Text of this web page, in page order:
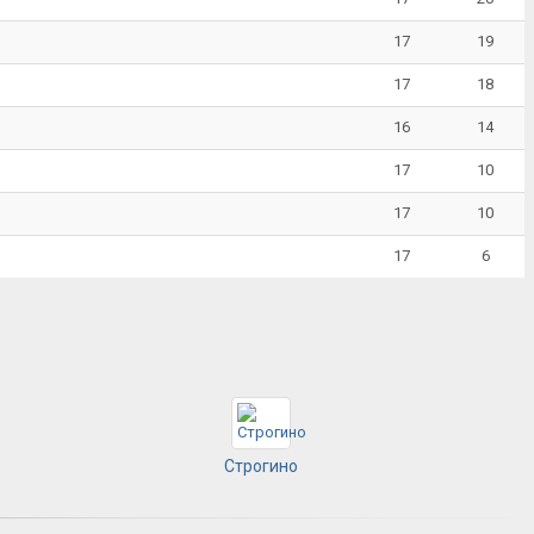
17 19
17 18
16 14
17 10
17 10
17 6
Строгино